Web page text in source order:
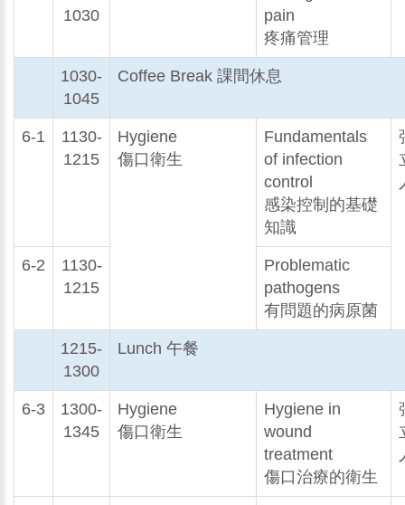
1030
pain
疼痛管理
1030-
1045
Coffee Break 課間休息
6-1
1130-
1215
Hygiene
傷口衛生
Fundamentals
of infection
control
感染控制的基礎
知識
6-2
1130-
1215
Problematic
pathogens
有問題的病原菌
1215-
1300
Lunch 午餐
6-3
1300-
1345
Hygiene
傷口衛生
Hygiene in
wound
treatment
傷口治療的衛生